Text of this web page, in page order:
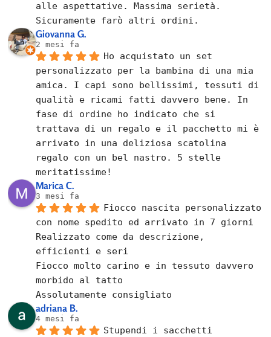
alle aspettative. Massima serietà.
Sicuramente farò altri ordini.
Giovanna G.
2 mesi fa
Ho acquistato un set
personalizzato per la bambina di una mia
amica. I capi sono bellissimi, tessuti di
qualità e ricami fatti davvero bene. In
fase di ordine ho indicato che si
trattava di un regalo e il pacchetto mi è
arrivato in una deliziosa scatolina
regalo con un bel nastro. 5 stelle
meritatissime!
Marica C.
3 mesi fa
Fiocco nascita personalizzato
con nome spedito ed arrivato in 7 giorni
Realizzato come da descrizione,
efficienti e seri
Fiocco molto carino e in tessuto davvero
morbido al tatto
Assolutamente consigliato
adriana B.
4 mesi fa
Stupendi i sacchetti